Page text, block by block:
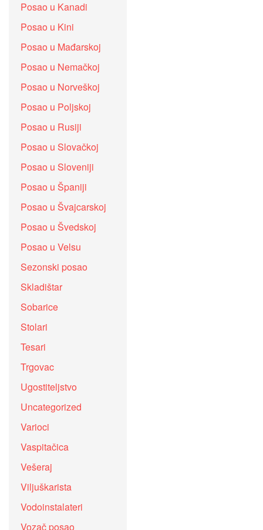
Posao u Kanadi
Posao u Kini
Posao u Mađarskoj
Posao u Nemačkoj
Posao u Norveškoj
Posao u Poljskoj
Posao u Rusiji
Posao u Slovačkoj
Posao u Sloveniji
Posao u Španiji
Posao u Švajcarskoj
Posao u Švedskoj
Posao u Velsu
Sezonski posao
Skladištar
Sobarice
Stolari
Tesari
Trgovac
Ugostiteljstvo
Uncategorized
Varioci
Vaspitačica
Vešeraj
Viljuškarista
Vodoinstalateri
Vozač posao